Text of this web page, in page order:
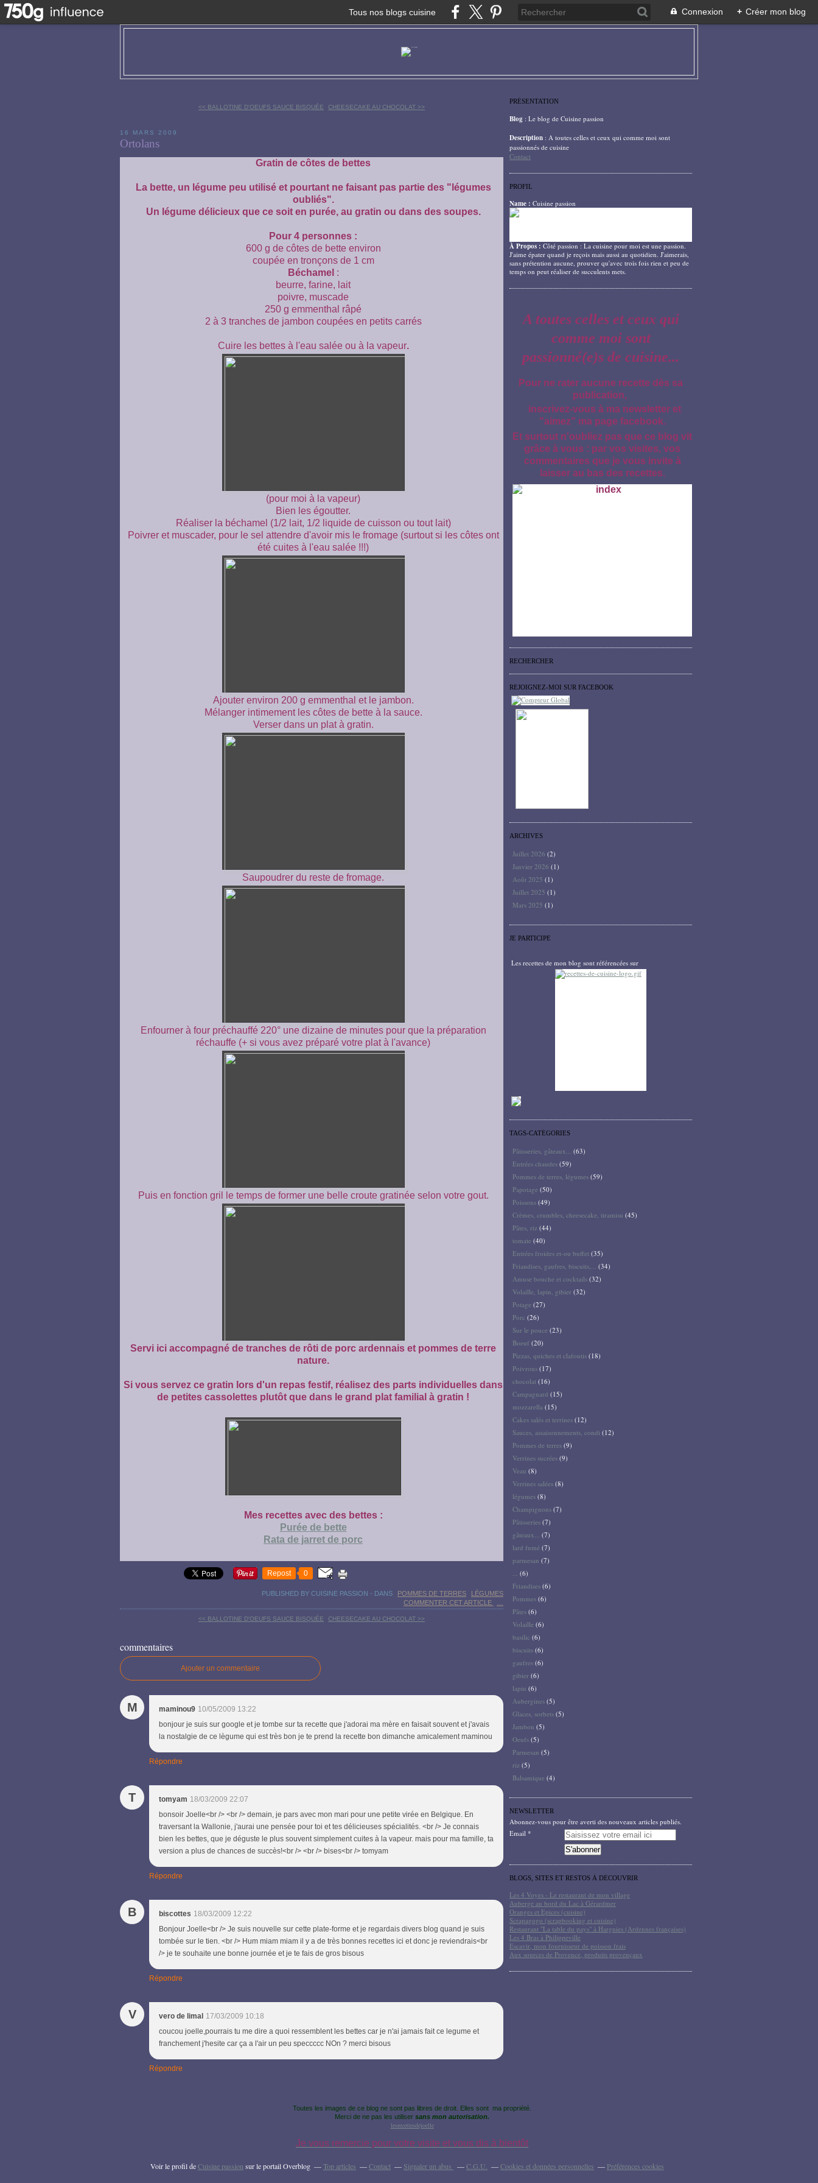
Tous nos blogs cuisine Connexion + Créer mon blog
<< BALLOTINE D'OEUFS SAUCE BISQUÉE CHEESECAKE AU CHOCOLAT >>
16 MARS 2009
Ortolans
Gratin de côtes de bettes
La bette, un légume peu utilisé et pourtant ne faisant pas partie des "légumes
oubliés".
Un légume délicieux que ce soit en purée, au gratin ou dans des soupes.
Pour 4 personnes :
600 g de côtes de bette environ
coupée en tronçons de 1 cm
Béchamel :
beurre, farine, lait
poivre, muscade
250 g emmenthal râpé
2 à 3 tranches de jambon coupées en petits carrés
Cuire les bettes à l'eau salée ou à la vapeur.
(pour moi à la vapeur)
Bien les égoutter.
Réaliser la béchamel (1/2 lait, 1/2 liquide de cuisson ou tout lait)
Poivrer et muscader, pour le sel attendre d'avoir mis le fromage (surtout si les côtes ont
été cuites à l'eau salée !!!)
Ajouter environ 200 g emmenthal et le jambon.
Mélanger intimement les côtes de bette à la sauce.
Verser dans un plat à gratin.
Saupoudrer du reste de fromage.
Enfourner à four préchauffé 220° une dizaine de minutes pour que la préparation
réchauffe (+ si vous avez préparé votre plat à l'avance)
Puis en fonction gril le temps de former une belle croute gratinée selon votre gout.
Servi ici accompagné de tranches de rôti de porc ardennais et pommes de terre
nature.
Si vous servez ce gratin lors d'un repas festif, réalisez des parts individuelles dans
de petites cassolettes plutôt que dans le grand plat familial à gratin !
Mes recettes avec des bettes :
Purée de bette
Rata de jarret de porc
Repost 0
PUBLISHED BY CUISINE PASSION - DANS POMMES DE TERRES
LÉGUMES
COMMENTER CET ARTICLE
<< BALLOTINE D'OEUFS SAUCE BISQUÉE CHEESECAKE AU CHOCOLAT >>
commentaires
Ajouter un commentaire
M maminou9 10/05/2009 13:22
bonjour je suis sur google et je tombe sur ta recette que j'adorai ma mère en faisait souvent et j'avais
la nostalgie de ce lègume qui est très bon je te prend la recette bon dimanche amicalement maminou
Répondre
T tomyam 18/03/2009 22:07
bonsoir Joelle<br /> <br /> demain, je pars avec mon mari pour une petite virée en Belgique. En
traversant la Wallonie, j'aurai une pensée pour toi et tes délicieuses spécialités. <br /> Je connais
bien les bettes, que je déguste le plus souvent simplement cuites à la vapeur. mais pour ma famille, ta
version a plus de chances de succès!<br /> <br /> bises<br /> tomyam
Répondre
B biscottes 18/03/2009 12:22
Bonjour Joelle<br /> Je suis nouvelle sur cette plate-forme et je regardais divers blog quand je suis
tombée sur le tien. <br /> Hum miam miam il y a de très bonnes recettes ici et donc je reviendrais<br
/> je te souhaite une bonne journée et je te fais de gros bisous
Répondre
V vero de limal 17/03/2009 10:18
coucou joelle,pourrais tu me dire a quoi ressemblent les bettes car je n'ai jamais fait ce legume et
franchement j'hesite car ça a l'air un peu speccccc NOn ? merci bisous
Répondre
PRÉSENTATION
Blog : Le blog de Cuisine passion
Description : A toutes celles et ceux qui comme moi sont
passionnés de cuisine
Contact
PROFIL
Name : Cuisine passion
À Propos : Côté passion : La cuisine pour moi est une passion.
J'aime épater quand je reçois mais aussi au quotidien. J'aimerais,
sans prétention aucune, prouver qu'avec trois fois rien et peu de
temps on peut réaliser de succulents mets.
A toutes celles et ceux qui
comme moi sont
passionné(e)s de cuisine...
Pour ne rater aucune recette dès sa
publication,
inscrivez-vous à ma newsletter et
"aimez" ma page facebook.
Et surtout n'oubliez pas que ce blog vit
grâce à vous : par vos visites, vos
commentaires que je vous invite à
laisser au bas des recettes.
RECHERCHER
REJOIGNEZ-MOI SUR FACEBOOK
ARCHIVES
Juillet 2026 (2)
Janvier 2026 (1)
Août 2025 (1)
Juillet 2025 (1)
Mars 2025 (1)
JE PARTICIPE
Les recettes de mon blog sont référencées sur
TAGS-CATÉGORIES
Pâtisseries, gâteaux... (63)
Entrées chaudes (59)
Pommes de terres, légumes (59)
Papotage (50)
Poissons (49)
Crèmes, crumbles, cheesecake, tiramisu (45)
Pâtes, riz (44)
tomate (40)
Entrées froides et-ou buffet (35)
Friandises, gaufres, biscuits,... (34)
Amuse bouche et cocktails (32)
Volaille, lapin, gibier (32)
Potage (27)
Porc (26)
Sur le pouce (23)
Boeuf (20)
Pizzas, quiches et clafoutis (18)
Poivrons (17)
chocolat (16)
Campagnard (15)
mozzarella (15)
Cakes salés et terrines (12)
Sauces, assaisonnements, condi (12)
Pommes de terres (9)
Verrines sucrées (9)
Veau (8)
Verrines salées (8)
légumes (8)
Champignons (7)
Pâtisseries (7)
gâteaux... (7)
lard fumé (7)
parmesan (7)
... (6)
Friandises (6)
Pommes (6)
Pâtes (6)
Volaille (6)
basilic (6)
biscuits (6)
gaufres (6)
gibier (6)
lapin (6)
Aubergines (5)
Glaces, sorbets (5)
Jambon (5)
Oeufs (5)
Parmesan (5)
riz (5)
Balsamique (4)
NEWSLETTER
Abonnez-vous pour être averti des nouveaux articles publiés.
Email
BLOGS, SITES ET RESTOS À DÉCOUVRIR
Les 4 Voyes - Le restaurant de mon village
Auberge au bord du Lac à Gérardmer
Oranges et Epices (cuisine)
Scrapagogo (scrapbooking et cuisine)
Restaurant "La table du pays" à Hargnies (Ardennes françaises)
Les 4 Bras à Philippeville
Escavir, mon fournisseur de poisson frais
Aux sources de Provence, produits provençaux
Toutes les images de ce blog ne sont pas libres de droit. Elles sont ma propriété.
Merci de ne pas les utiliser sans mon autorisation.
lesrecettesdejoelle
Je vous remercie pour votre visite et vous dis à bientôt
Voir le profil deCuisine passion sur le portail Overblog Top articles Contact Signaler un abus C.G.U. Cookies et données personnelles Préférences cookies